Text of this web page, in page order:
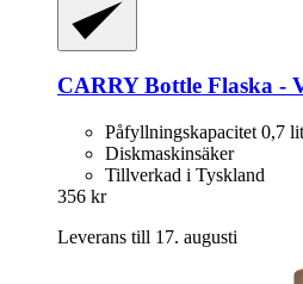
CARRY Bottle Flaska -​
Påfyllningskapacitet 0,7
Diskmaskinsäker
Tillverkad i Tyskland
356 kr
Leverans till 17. augusti